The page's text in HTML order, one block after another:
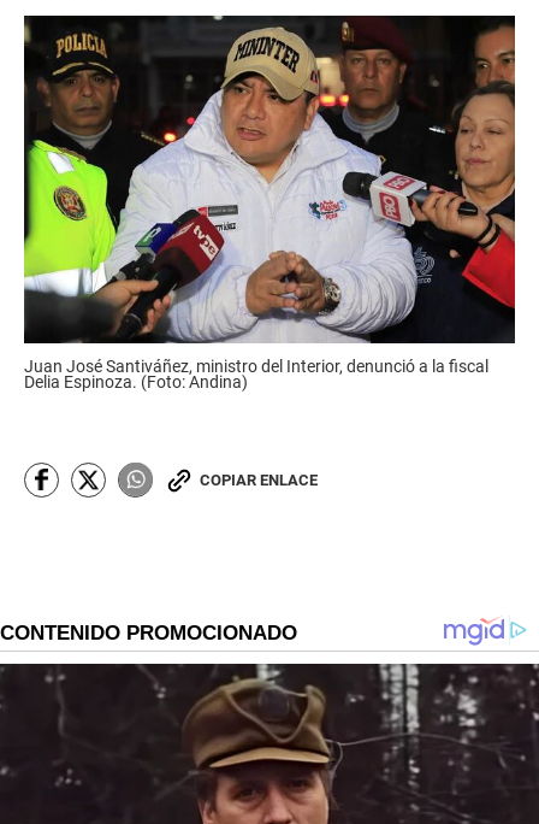
Juan José Santiváñez, ministro del Interior, denunció a la fiscal
Delia Espinoza. (Foto: Andina)
COPIAR ENLACE